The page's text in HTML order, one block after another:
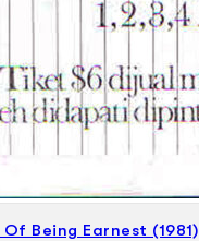
Being Earnest (1981)